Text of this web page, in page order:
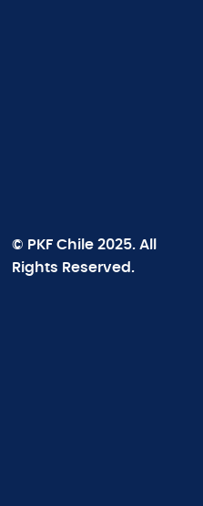
© PKF Chile 2025. All
Rights Reserved.